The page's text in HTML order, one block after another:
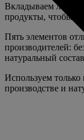
Вкладываем
продукты, чтобы
Пять элементов
производителей:
натуральный
Используем только
производстве и